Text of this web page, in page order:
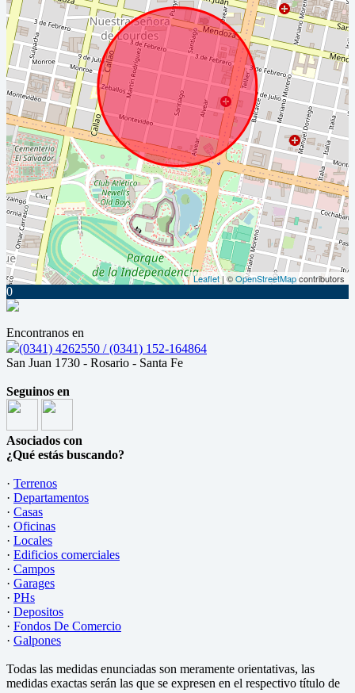
Leaflet| ©OpenStreetMapcontributors
0
Encontranos en
(0341) 4262550 / (0341) 152-164864
San Juan 1730 - Rosario - Santa Fe
Seguinos en
Asociados con
¿Qué estás buscando?
· Terrenos
· Departamentos
· Casas
· Oficinas
· Locales
· Edificios comerciales
· Campos
· Garages
· PHs
· Depositos
· Fondos De Comercio
· Galpones
Todas las medidas enunciadas son meramente orientativas, las
medidas exactas serán las que se expresen en el respectivo título de